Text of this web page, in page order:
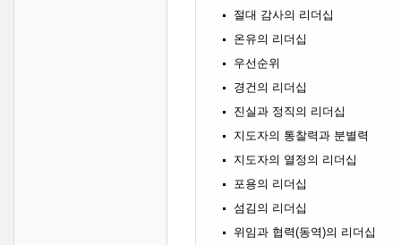
절대 감사의 리더십
온유의 리더십
우선순위
경건의 리더십
진실과 정직의 리더십
지도자의 통찰력과 분별력
지도자의 열정의 리더십
포용의 리더십
섬김의 리더십
위임과 협력(동역)의 리더십